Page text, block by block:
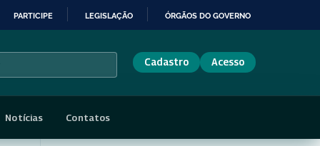
PARTICIPE LEGISLAÇÃO ÓRGÃOS DO GOVERNO
Cadastro Acesso
Notícias Contatos